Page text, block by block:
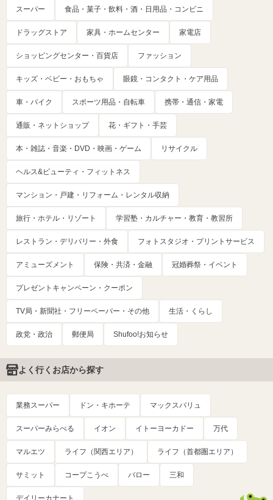
スーパー 食品・菓子・飲料・酒・日用品・コンビニ
ドラッグストア 家具・ホームセンター 家電店
ショッピングセンター・百貨店 ファッション
キッズ・ベビー・おもちゃ 眼鏡・コンタクト・ケア用品
車・バイク スポーツ用品・自転車 携帯・通信・家電
通販・ネットショップ 花・ギフト・手芸
本・雑誌・音楽・DVD・映画・ゲーム リサイクル
ヘルス&ビューティ・フィットネス
マンション・戸建・リフォーム・レンタル収納
旅行・ホテル・リゾート 学習塾・カルチャー・教育・教習所
レストラン・デリバリー・外食 フォトスタジオ・プリントサービス
アミューズメント 保険・共済・金融 冠婚葬祭・イベント
プレゼントキャンペーン・クーポン
TV局・新聞社・フリーペーパー・その他 生活・くらし
政党・政治 郵便局 Shufoo!お知らせ
よく行くお店から探す
業務スーパー ドン・キホーテ マックスバリュ
スーパーみらべる イオン イトーヨーカドー 万代
マルエツ ライフ（関西エリア） ライフ（首都圏エリア）
サミット コープこうべ バロー 三和
デイリーカナート